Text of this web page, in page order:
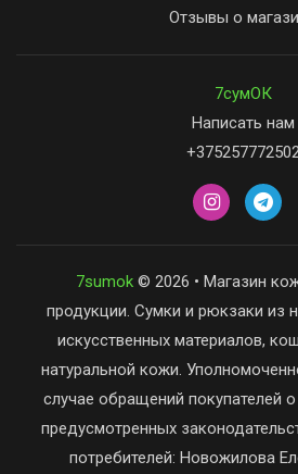
Отзывы о
7сумОК
Написать нам
7sumok© 2026 • Магазин
продукции. Сумки и рюкзаки из
искусственных материалов,
натуральной кожи.
случае обращений покупателей
предусмотренных
потребителей: Новожилова